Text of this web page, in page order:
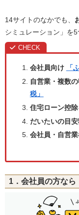
14サイトのなかでも、
シミュレーション」を5
会社員向け
「
自営業・複数
税」
住宅ローン控
だいたいの目
会社員・自営
1．会社員の方なら